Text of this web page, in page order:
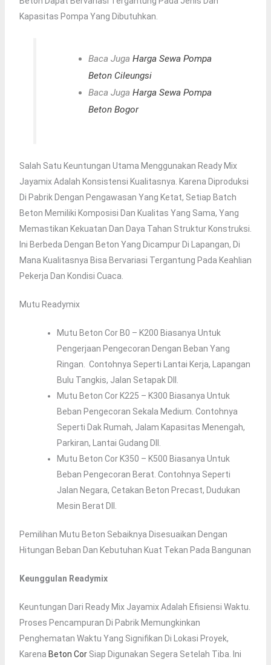
Kapasitas Pompa Yang Dibutuhkan.
Baca Juga Harga Sewa Pompa
Beton Cileungsi
Baca Juga Harga Sewa Pompa
Beton Bogor
Salah Satu Keuntungan Utama Menggunakan Ready Mix
Jayamix Adalah Konsistensi Kualitasnya. Karena Diproduksi
Di Pabrik Dengan Pengawasan Yang Ketat, Setiap Batch
Beton Memiliki Komposisi Dan Kualitas Yang Sama, Yang
Memastikan Kekuatan Dan Daya Tahan Struktur Konstruksi.
Ini Berbeda Dengan Beton Yang Dicampur Di Lapangan, Di
Mana Kualitasnya Bisa Bervariasi Tergantung Pada Keahlian
Pekerja Dan Kondisi Cuaca.
Mutu Readymix
Mutu Beton Cor B0 – K200 Biasanya Untuk
Pengerjaan Pengecoran Dengan Beban Yang
Ringan. Contohnya Seperti Lantai Kerja, Lapangan
Bulu Tangkis, Jalan Setapak Dll.
Mutu Beton Cor K225 – K300 Biasanya Untuk
Beban Pengecoran Sekala Medium. Contohnya
Seperti Dak Rumah, Jalam Kapasitas Menengah,
Parkiran, Lantai Gudang Dll.
Mutu Beton Cor K350 – K500 Biasanya Untuk
Beban Pengecoran Berat. Contohnya Seperti
Jalan Negara, Cetakan Beton Precast, Dudukan
Mesin Berat Dll.
Pemilihan Mutu Beton Sebaiknya Disesuaikan Dengan
Hitungan Beban Dan Kebutuhan Kuat Tekan Pada Bangunan
Keunggulan Readymix
Keuntungan Dari Ready Mix Jayamix Adalah Efisiensi Waktu.
Proses Pencampuran Di Pabrik Memungkinkan
Penghematan Waktu Yang Signifikan Di Lokasi Proyek,
Karena Beton CorSiap Digunakan Segera Setelah Tiba. Ini